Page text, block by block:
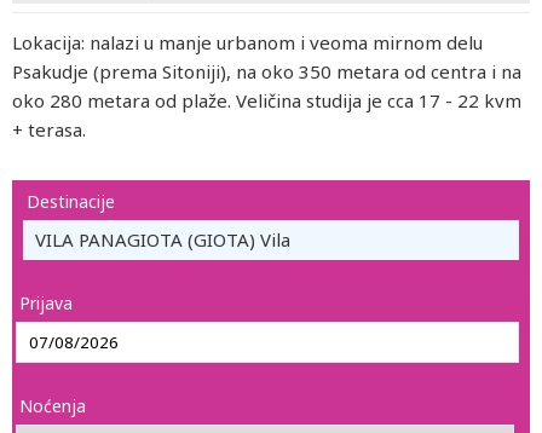
Lokacija: nalazi u manje urbanom i veoma mirnom delu
Psakudje (prema Sitoniji), na oko 350 metara od centra i na
oko 280 metara od plaže. Veličina studija je cca 17 - 22 kvm
+ terasa.
Destinacije
VILA PANAGIOTA (GIOTA) Vila
Prijava
Noćenja